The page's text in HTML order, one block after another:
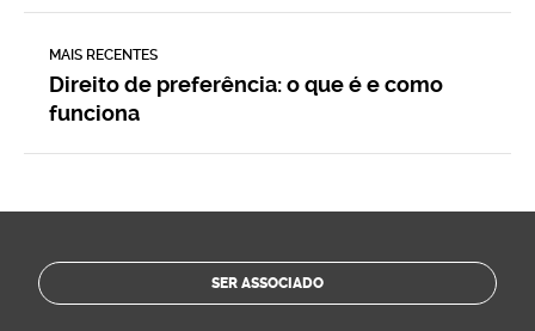
MAIS RECENTES
Direito de preferência: o que é e como
funciona
SER ASSOCIADO